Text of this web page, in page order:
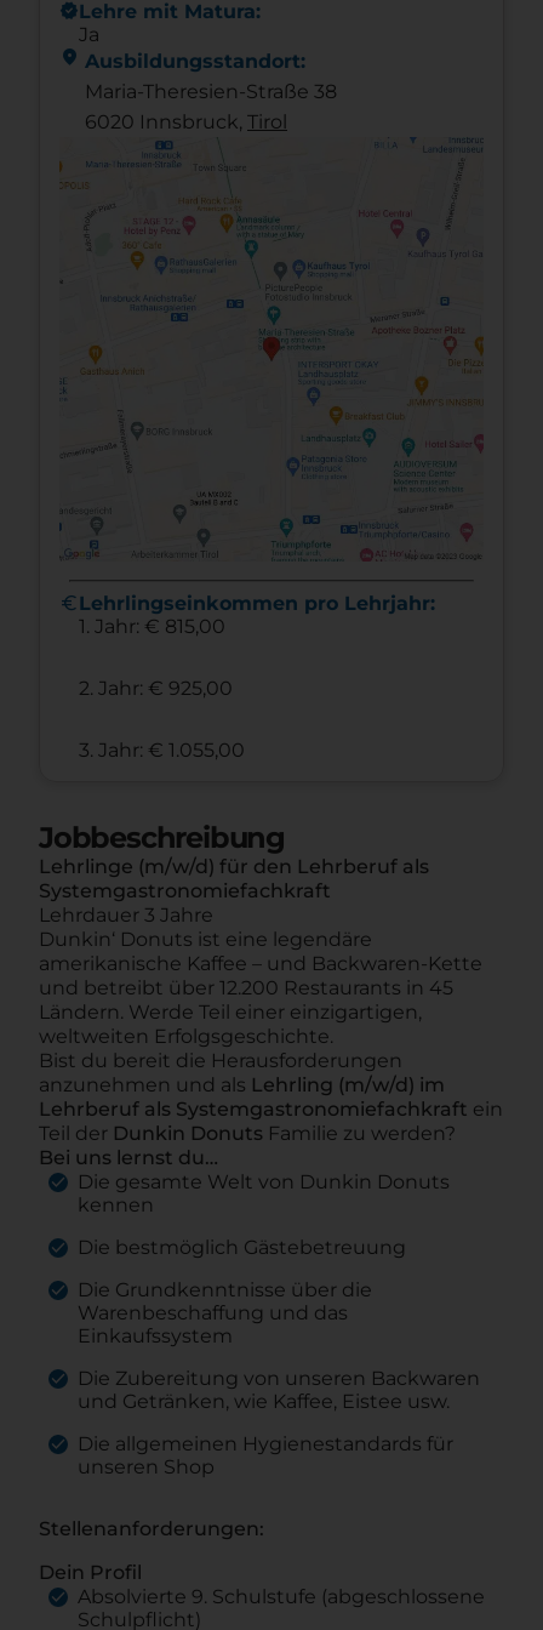
new_releasesLehre mit Matura:
Ja
location_on Ausbildungsstandort:
Maria-Theresien-Straße 38
6020 Innsbruck, Tirol
euroLehrlingseinkommen pro Lehrjahr:
1. Jahr: € 815,00
2. Jahr: € 925,00
3. Jahr: € 1.055,00
Jobbeschreibung
Lehrlinge (m/w/d) für den Lehrberuf als
Systemgastronomiefachkraft
Lehrdauer 3 Jahre
Dunkin‘ Donuts ist eine legendäre
amerikanische Kaffee – und Backwaren-Kette
und betreibt über 12.200 Restaurants in 45
Ländern. Werde Teil einer einzigartigen,
weltweiten Erfolgsgeschichte.
Bist du bereit die Herausforderungen
anzunehmen und als Lehrling (m/w/d) im
Lehrberuf als Systemgastronomiefachkraft ein
Teil der Dunkin Donuts Familie zu werden?
Bei uns lernst du…
Die gesamte Welt von Dunkin Donuts
kennen
Die bestmöglich Gästebetreuung
Die Grundkenntnisse über die
Warenbeschaffung und das
Einkaufssystem
Die Zubereitung von unseren Backwaren
und Getränken, wie Kaffee, Eistee usw.
Die allgemeinen Hygienestandards für
unseren Shop
Stellenanforderungen:
Dein Profil
Absolvierte 9. Schulstufe (abgeschlossene
Schulpflicht)